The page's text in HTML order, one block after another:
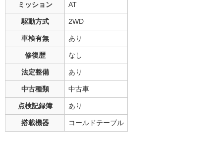
ミッション AT
駆動方式 2WD
車検有無 あり
修復歴 なし
法定整備 あり
中古種類 中古車
点検記録簿 あり
搭載機器 コールドテーブル